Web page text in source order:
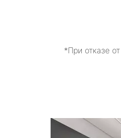
*При отказе